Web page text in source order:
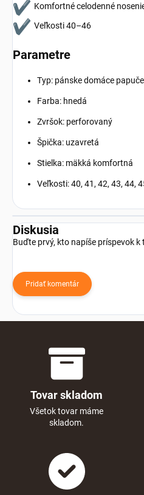
Komfortné celodenné
Veľkosti 40–46
Parametre
Typ: pánske domáce papuče
Farba: hnedá
Zvršok: perforovaný
Špička: uzavretá
Stielka: mäkká komfortná
Veľkosti: 40, 41, 42, 43, 44,
Diskusia
Buďte prvý, kto napíše príspevok k
Pridať komentár
Tovar skladom
Všetok tovar máme
skladom.